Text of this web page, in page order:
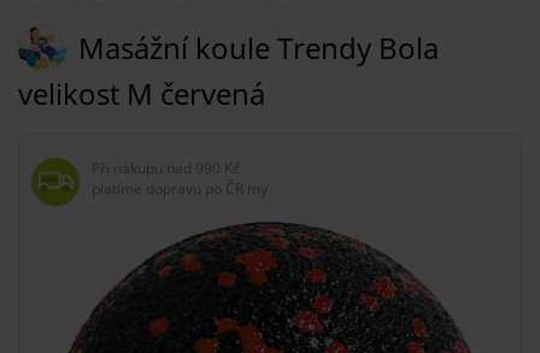
Masážní koule Trendy Bola
velikost M červená
Při nákupu nad 990 Kč
platíme dopravu po ČR my